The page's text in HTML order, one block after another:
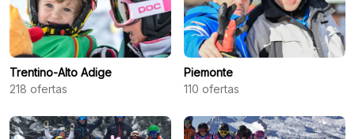
Trentino-Alto Adige
218 ofertas
Piemonte
110 ofertas